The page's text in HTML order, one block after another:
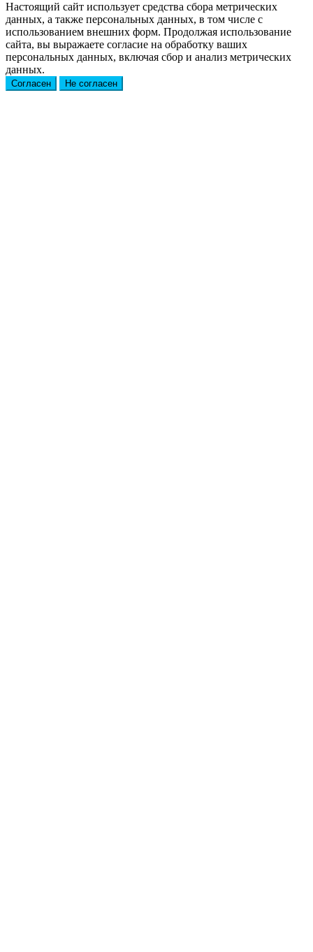
Настоящий сайт использует средства сбора метрических
данных, а также персональных данных, в том числе с
использованием внешних форм. Продолжая использование
сайта, вы выражаете согласие на обработку ваших
персональных данных, включая сбор и анализ метрических
данных.
Согласен Не согласен